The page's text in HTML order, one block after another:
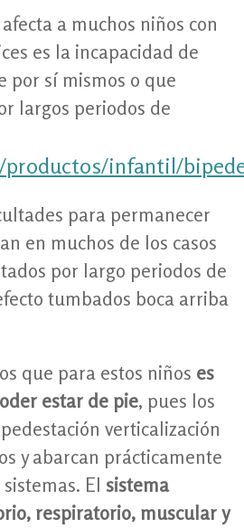
a muchos niños con
es la incapacidad de
por sí mismos o que
largos periodos de
infantil/
para permanecer
en muchos de los casos
por largo periodos de
tumbados boca arriba
que para estos niños es
estar de pie, pues los
verticalización
y abarcan prácticamente
El sistema
respiratorio, muscular y